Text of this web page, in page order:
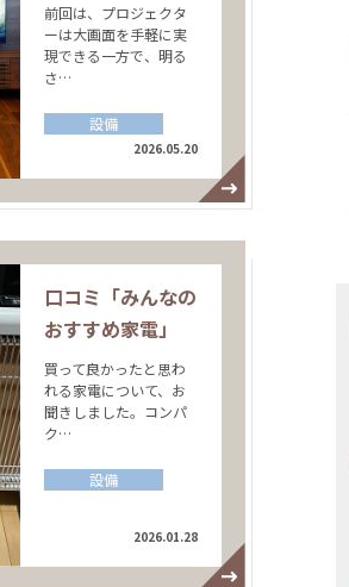
前回は、プロジェクタ
ーは大画面を手軽に実
現できる一方で、明る
さ…
設備
2026.05.20
口コミ「みんなの
おすすめ家電」
買って良かったと思わ
れる家電について、お
聞きしました。コンパ
ク…
設備
2026.01.28